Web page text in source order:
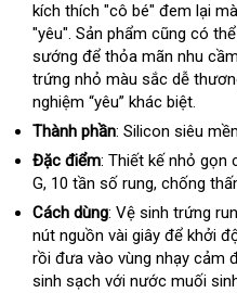
kích thích "cô bé" đem lại
"yêu"danh
sách
. Sản phẩm Mỹ
cũng giảm
giá
có
sướng hướng
dẫn
để thỏa mãn nhu
trứng nhỏ màu sắc dễ
nghiệm “yêu” khác biệt.
Thành phần: Silicon siêu
Đặc điểm: Thiết kế nhỏ gọn
Gto
, 10 tần số rungtheo
yêu
cầu
, chống
Cách dùng: Vệ sinh trứng
nút nguồn vài giây địa
chỉ
để khởi
rồi đưa vào vùng nhạy cảm
sinh sạch thông
với nước muối